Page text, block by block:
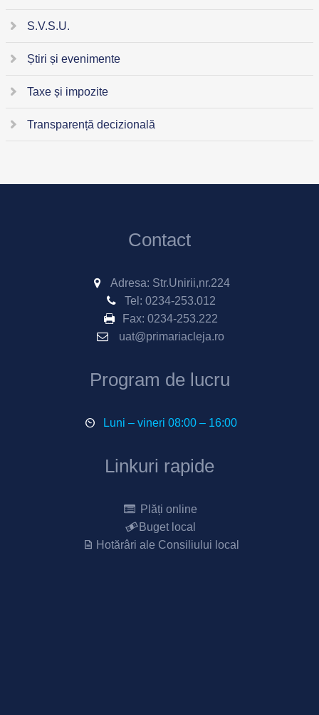
S.V.S.U.
Știri și evenimente
Taxe și impozite
Transparență decizională
Contact
Adresa: Str.Unirii,nr.224
Tel: 0234-253.012
Fax: 0234-253.222
uat@primariacleja.ro
Program de lucru
Luni – vineri 08:00 – 16:00
Linkuri rapide
Plăți online
Buget local
Hotărâri ale Consiliului local